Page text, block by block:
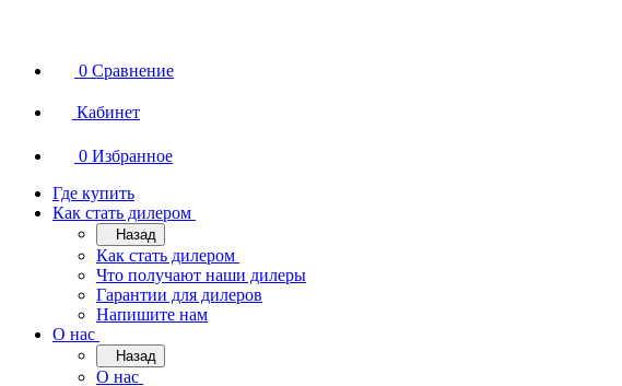
0 Сравнение
Кабинет
0 Избранное
Где купить
Как стать дилером
Назад
Как стать дилером
Что получают наши дилеры
Гарантии для дилеров
Напишите нам
О нас
Назад
О нас